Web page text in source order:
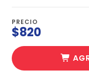
PRECIO
$820